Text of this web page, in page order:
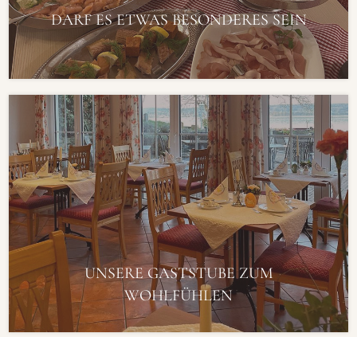
DARF ES ETWAS BESONDERES SEIN
UNSERE GASTSTUBE ZUM
WOHLFÜHLEN